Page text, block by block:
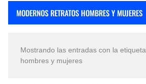
MODERNOS RETRATOS HOMBRES Y MUJERES
Mostrando las entradas con la etiqueta
hombres y mujeres